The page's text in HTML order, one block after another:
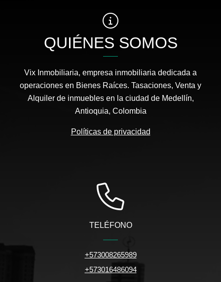
QUIÉNES SOMOS
Vix Inmobiliaria, empresa inmobiliaria dedicada a
operaciones en Bienes Raíces. Tasaciones, Venta y
Alquiler de inmuebles en la ciudad de Medellín,
Antioquia, Colombia
Políticas de privacidad
TELÉFONO
+573008265989
+573016486094